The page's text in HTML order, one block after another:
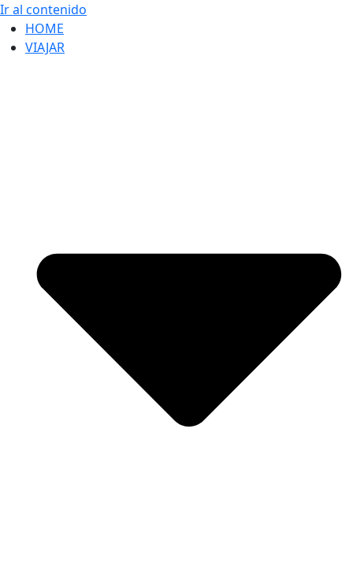
Ir al contenido
HOME
VIAJAR